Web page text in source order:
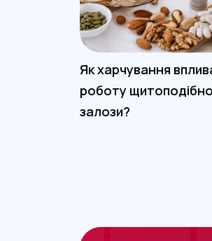
Як харчування
роботу
залози?